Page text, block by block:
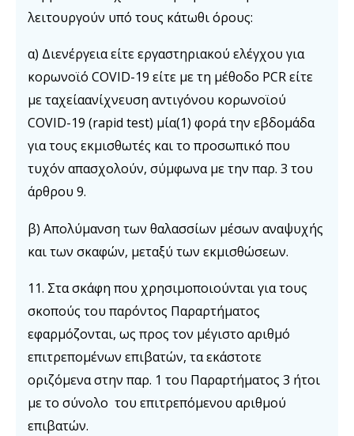
λειτουργούν υπό τους κάτωθι όρους:
α) Διενέργεια είτε εργαστηριακού ελέγχου για
κορωνοϊό COVID-19 είτε με τη μέθοδο PCR είτε
με ταχείαανίχνευση αντιγόνου κορωνοϊού
COVID-19 (rapid test) μία(1) φορά την εβδομάδα
για τους εκμισθωτές και το προσωπικό που
τυχόν απασχολούν, σύμφωνα με την παρ. 3 του
άρθρου 9.
β) Απολύμανση των θαλασσίων μέσων αναψυχής
και των σκαφών, μεταξύ των εκμισθώσεων.
11. Στα σκάφη που χρησιμοποιούνται για τους
σκοπούς του παρόντος Παραρτήματος
εφαρμόζονται, ως προς τον μέγιστο αριθμό
επιτρεπομένων επιβατών, τα εκάστοτε
οριζόμενα στην παρ. 1 του Παραρτήματος 3 ήτοι
με το σύνολο του επιτρεπόμενου αριθμού
επιβατών.